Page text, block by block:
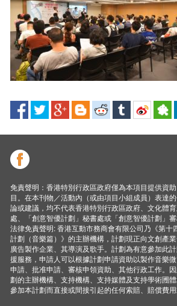
免責聲明：香港特別行政區政府僅為本項目提供資
目。在本刊物／活動內（或由項目小組成員）表達
論或建議，均不代表香港特別行政區政府、文化體
處、「創意智優計劃」秘書處或「創意智優計劃」審
法律免責聲明: 香港互動市務商會有限公司乃《第十
計劃（音樂篇）》的主辦機構，計劃現正向文創產
廣告製作企業、其導演及歌手。計劃為有意參加此
援服務，申請人可以根據計劃申請資助以製作音樂
申請、批准申請、審核申領資助、其他行政工作。
劃的主辦機構、支持機構、支持媒體及支持學術圑
參加本計劃而直接或間接引起的任何索賠、賠償費用